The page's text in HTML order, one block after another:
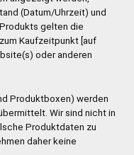
(Datum/Uhrzeit) und
gelten die
Kaufzeitpunkt [auf
oder anderen
Produktboxen) werden
Wir sind nicht in
Produktdaten zu
daher keine